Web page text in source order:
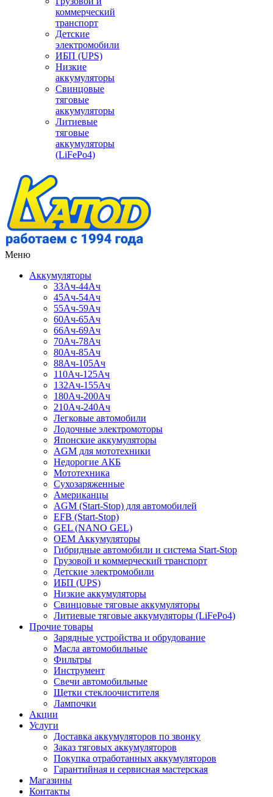
коммерческий
транспорт
Детские
электромобили
ИБП (UPS)
Низкие
аккумуляторы
Свинцовые
тяговые
аккумуляторы
Литиевые
тяговые
аккумуляторы
(LiFePo4)
Меню
Аккумуляторы
33Ач-44Ач
45Ач-54Ач
55Ач-59Ач
60Ач-65Ач
66Ач-69Ач
70Ач-78Ач
80Ач-85Ач
88Ач-105Ач
110Ач-125Ач
132Ач-155Ач
180Ач-200Ач
210Ач-240Ач
Легковые автомобили
Лодочные электромоторы
Японские аккумуляторы
AGM для мототехники
Недорогие АКБ
Мототехника
Сухозаряженные
Американцы
AGM (Start-Stop) для автомобилей
EFB (Start-Stop)
GEL (NANO GEL)
OEM Аккумуляторы
Гибридные автомобили и система Start-Stop
Грузовой и коммерческий транспорт
Детские электромобили
ИБП (UPS)
Низкие аккумуляторы
Свинцовые тяговые аккумуляторы
Литиевые тяговые аккумуляторы (LiFePo4)
Прочие товары
Зарядные устройства и обрудование
Масла автомобильные
Фильтры
Инструмент
Свечи автомобильные
Щетки стеклоочистителя
Лампочки
Акции
Услуги
Доставка аккумуляторов по звонку
Заказ тяговых аккумуляторов
Покупка отработанных аккумуляторов
Гарантийная и сервисная мастерская
Магазины
Контакты